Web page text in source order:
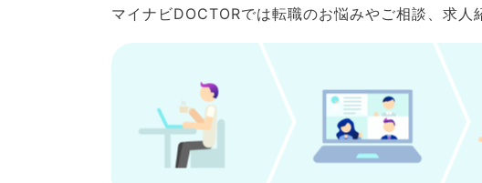
マイナビDOCTORでは転職のお悩みやご相談、求